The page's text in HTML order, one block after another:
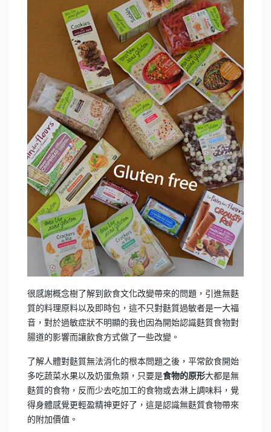
很感謝概念樹了解到飲食文化改變帶來的問題，引進無麩
質的料理原料以及即時包，這不只對麩質過敏者是一大福
音，對於過敏症狀不明顯的我也因為開始認識麩質食物對
腸道的影響而讓飲食方式做了一些改變。
了解人體對麩質無法消化的根本問題之後，平常飲食開始
多吃蔬菜水果以及奶蛋魚類，只要是食物的原形大都是無
麩質的食物，反而少去吃加工的食物或去淋上調味料，覺
得身體感覺更輕盈精神更好了，這是認識無麩質食物帶來
的附加價值。